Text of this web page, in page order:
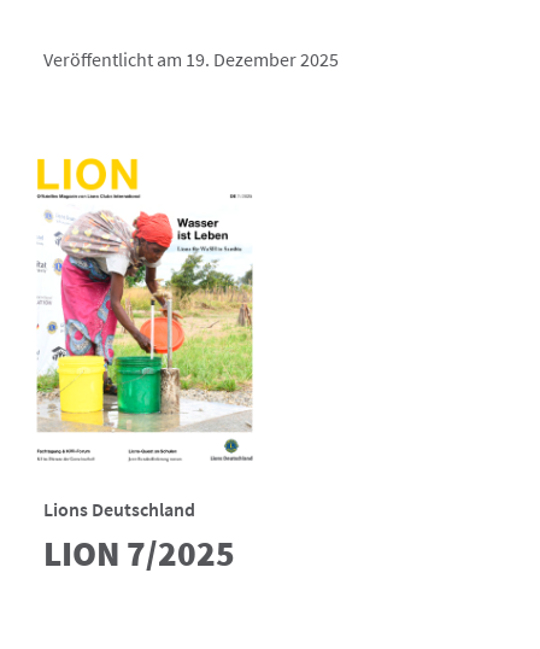
Veröffentlicht am 19. Dezember 2025
Lions Deutschland
LION 7/2025